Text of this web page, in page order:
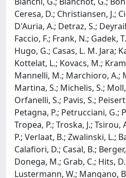
Ceresa, D.; Christiansen, J.;
D'Auria, A.; Detraz, S.;
Faccio, F.; Frank, N.; Gadek,
Hugo, G.; Casas, L. M. Jara;
Kottelat, L.; Kovacs, M.;
Mannelli, M.; Marchioro, A.;
Martina, S.; Michelis, S.;
Orfanelli, S.; Pavis, S.;
Petagna, P.; Petrucciani, G.;
Tropea, P.; Troska, J.; Tsirou,
P.; Verlaat, B.; Zwalinski, L.;
Calafiori, D.; Casal, B.;
Donega, M.; Grab, C.; Hits,
Lustermann, W.; Mangano,